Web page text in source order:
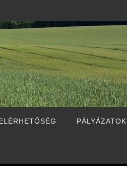
PÁLYÁZATOK